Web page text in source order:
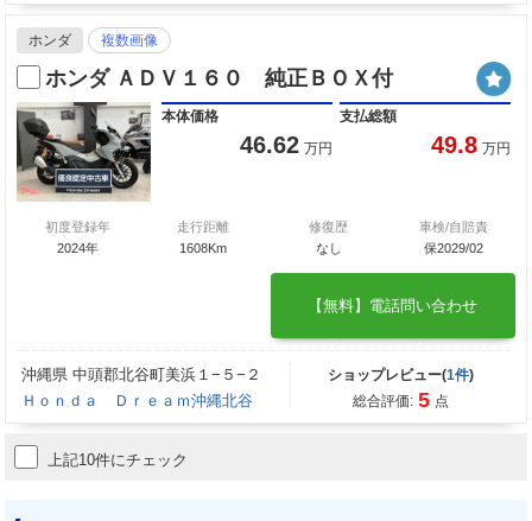
ホンダ 複数画像
ホンダ ＡＤＶ１６０ 純正ＢＯＸ付
本体価格
46.62 万円
支払総額
49.8 万円
初度登録年
2024年
走行距離
1608Km
修復歴
なし
車検/自賠責
保2029/02
【無料】電話問い合わせ
沖縄県 中頭郡北谷町美浜１−５−２
Ｈｏｎｄａ Ｄｒｅａｍ沖縄北谷
ショップレビュー(1件)
総合評価: 5 点
上記10件にチェック